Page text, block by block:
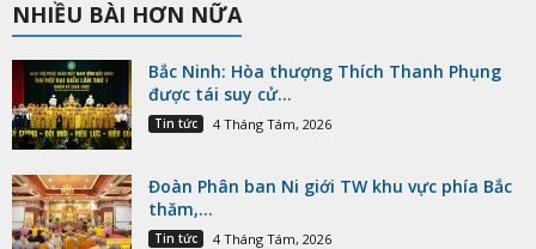
NHIỀU BÀI HƠN NỮA
Bắc Ninh: Hòa thượng Thích Thanh Phụng
được tái suy cử...
Tin tức 4 Tháng Tám, 2026
Đoàn Phân ban Ni giới TW khu vực phía Bắc
thăm,...
Tin tức 4 Tháng Tám, 2026